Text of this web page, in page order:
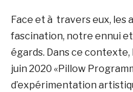
Face et à travers eux,
fascination, notre ennui
égards. Dans ce contexte,
juin 2020 «Pillow
d’expérimentation